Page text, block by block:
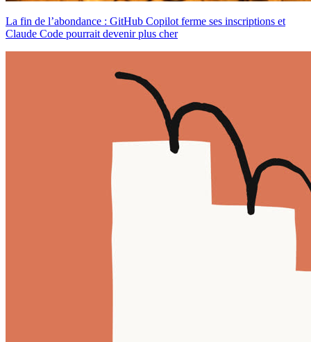
La fin de l’abondance : GitHub Copilot ferme ses inscriptions et
Claude Code pourrait devenir plus cher